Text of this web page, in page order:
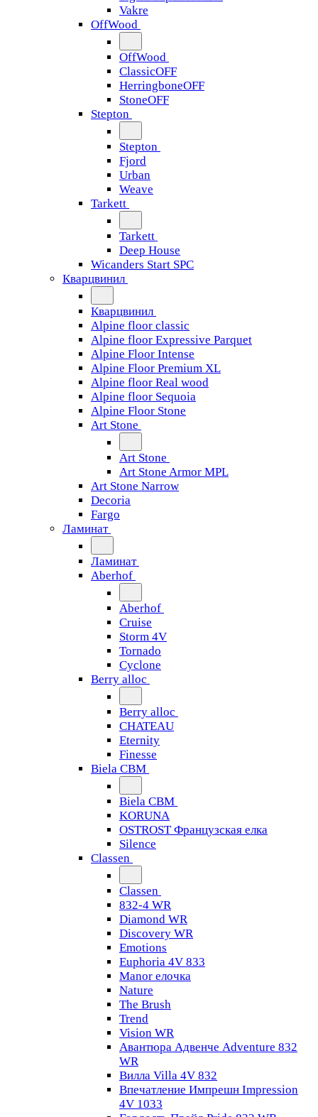
Vakre
OffWood
OffWood
ClassicOFF
HerringboneOFF
StoneOFF
Stepton
Stepton
Fjord
Urban
Weave
Tarkett
Tarkett
Deep House
Wicanders Start SPC
Кварцвинил
Кварцвинил
Alpine floor classic
Alpine floor Expressive Parquet
Alpine Floor Intense
Alpine Floor Premium XL
Alpine floor Real wood
Alpine floor Sequoia
Alpine Floor Stone
Art Stone
Art Stone
Art Stone Armor MPL
Art Stone Narrow
Decoria
Fargo
Ламинат
Ламинат
Aberhof
Aberhof
Cruise
Storm 4V
Tornado
Сyclone
Berry alloc
Berry alloc
CHATEAU
Eternity
Finesse
Biela CBM
Biela CBM
KORUNA
OSTROST Французская елка
Silence
Classen
Classen
832-4 WR
Diamond WR
Discovery WR
Emotions
Euphoria 4V 833
Manor елочка
Nature
The Brush
Trend
Vision WR
Авантюра Адвенче Adventure 832
WR
Вилла Villa 4V 832
Впечатление Импрешн Impression
4V 1033